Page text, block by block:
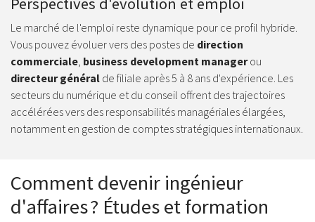
Le marché de l'emploi reste dynamique pour ce profil hybride.
Vous pouvez évoluer vers des postes de direction
commerciale, business development managerou
directeur général de filiale après 5 à 8 ans d'expérience. Les
secteurs du numérique et du conseil offrent des trajectoires
accélérées vers des responsabilités managériales élargées,
notamment en gestion de comptes stratégiques internationaux.
Comment devenir ingénieur
d'affaires ? Études et formation